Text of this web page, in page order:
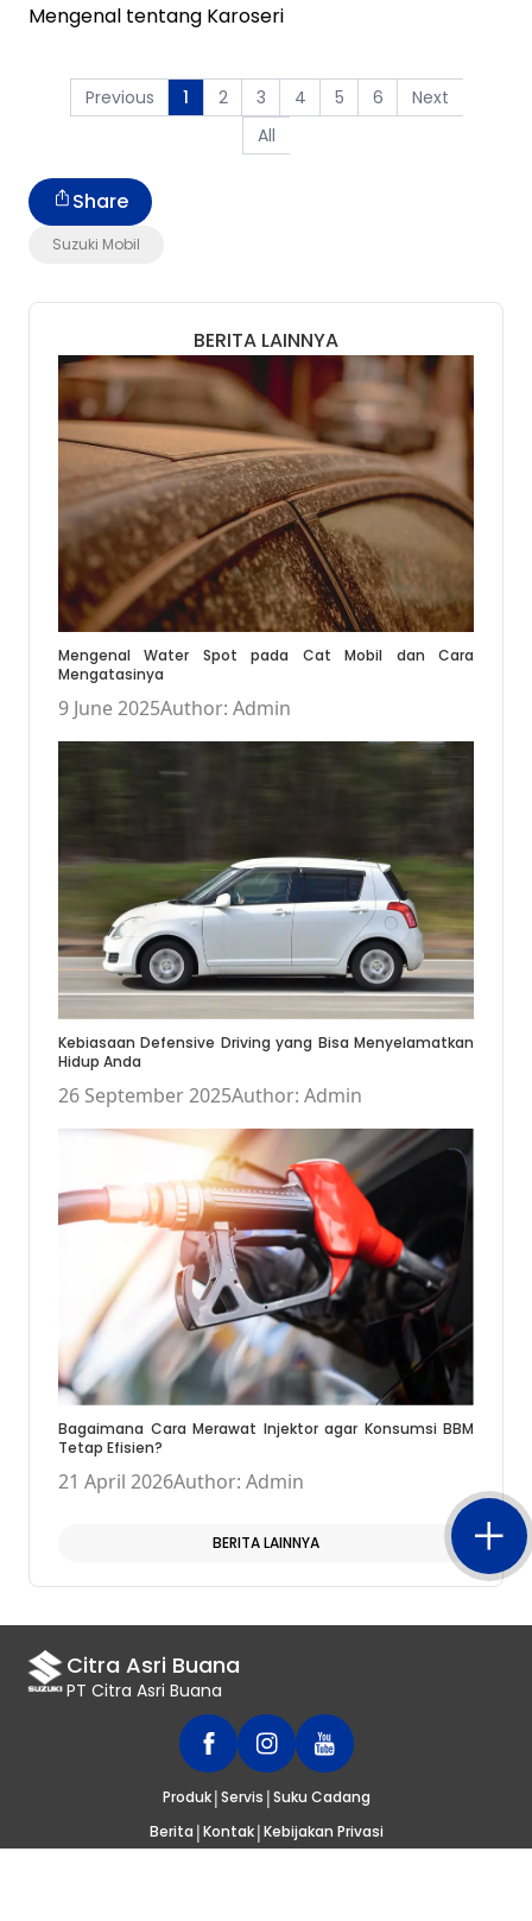
Mengenal tentang Karoseri
Previous 1 2 3 4 5 6
Next
All
Suzuki Mobil
Share
BERITA LAINNYA
Mengenal Water Spot pada Cat Mobil dan Cara
Mengatasinya
9 June 2025Author: Admin
Kebiasaan Defensive Driving yang Bisa Menyelamatkan
Hidup Anda
26 September 2025Author: Admin
Bagaimana Cara Merawat Injektor agar Konsumsi BBM
Tetap Efisien?
21 April 2026Author: Admin
BERITA LAINNYA
Citra Asri Buana
PT Citra Asri Buana
Produk|Servis |Suku Cadang
Berita |Kontak|Kebijakan Privasi